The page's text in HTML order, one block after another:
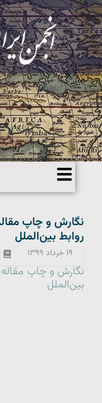
روابط بین‌الملل
۱۹ خرداد ۱۳۹۹
بین‌الملل